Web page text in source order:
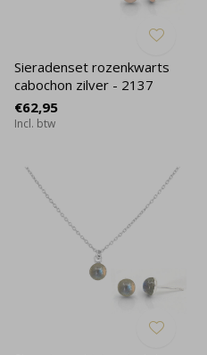
Sieradenset rozenkwarts
cabochon zilver - 2137
€62,95
Incl. btw